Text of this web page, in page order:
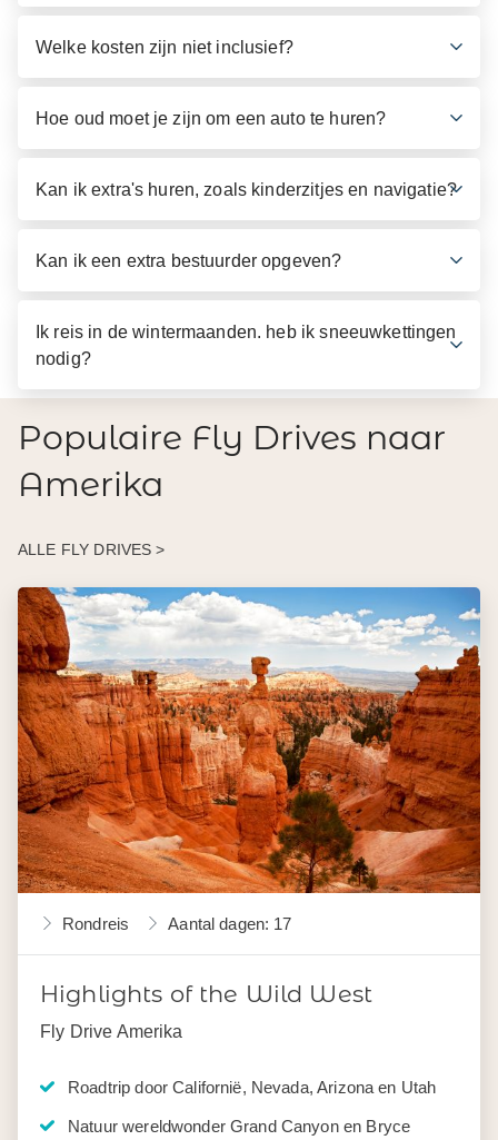
Welke kosten zijn niet inclusief?
Hoe oud moet je zijn om een auto te huren?
Kan ik extra's huren, zoals kinderzitjes en navigatie?
Kan ik een extra bestuurder opgeven?
Ik reis in de wintermaanden. heb ik sneeuwkettingen
nodig?
Populaire Fly Drives naar
Amerika
ALLE FLY DRIVES >
Rondreis Aantal dagen: 17
Highlights of the Wild West
Fly Drive Amerika
Roadtrip door Californië, Nevada, Arizona en Utah
Natuur wereldwonder Grand Canyon en Bryce